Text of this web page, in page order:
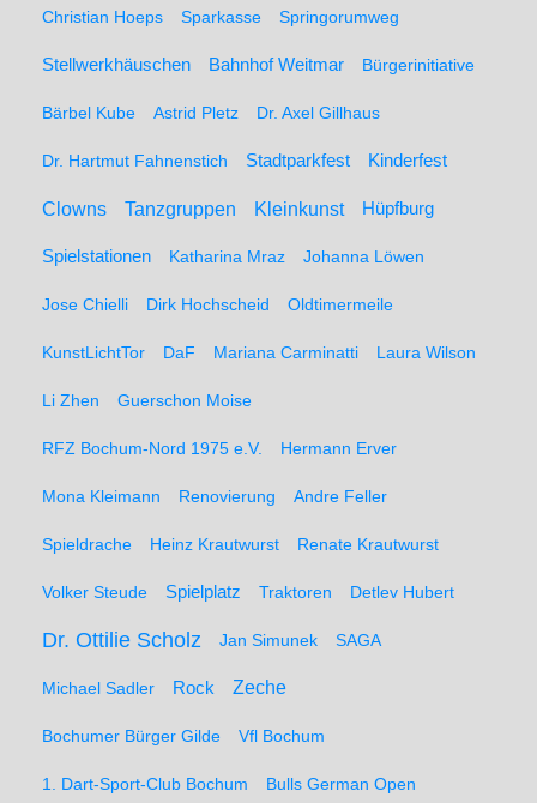
Christian Hoeps Sparkasse Springorumweg
Stellwerkhäuschen Bahnhof Weitmar Bürgerinitiative
Bärbel Kube Astrid Pletz Dr. Axel Gillhaus
Dr. Hartmut Fahnenstich Stadtparkfest Kinderfest
Clowns Tanzgruppen Kleinkunst Hüpfburg
Spielstationen Katharina Mraz Johanna Löwen
Jose Chielli Dirk Hochscheid Oldtimermeile
KunstLichtTor DaF Mariana Carminatti Laura Wilson
Li Zhen Guerschon Moise
RFZ Bochum-Nord 1975 e.V. Hermann Erver
Mona Kleimann Renovierung Andre Feller
Spieldrache Heinz Krautwurst Renate Krautwurst
Volker Steude Spielplatz Traktoren Detlev Hubert
Dr. Ottilie Scholz Jan Simunek SAGA
Michael Sadler Rock Zeche
Bochumer Bürger Gilde Vfl Bochum
1. Dart-Sport-Club Bochum Bulls German Open